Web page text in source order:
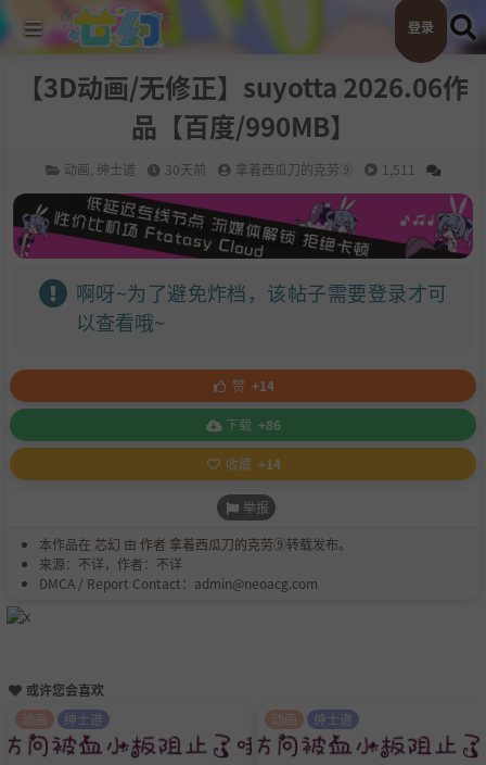
登录
【3D动画/无修正】suyotta 2026.06作
品【百度/990MB】
动画 绅士道 30天前 拿着西瓜刀的克劳⑨ 1,511
啊呀~为了避免炸档，该帖子需要登录才可
以查看哦~
赞 +14
下载 +86
收藏 +14
举报
本作品在 芯幻 由 作者 拿着西瓜刀的克劳⑨转载发布。
来源：不详，作者：不详
DMCA / Report Contact：admin@neoacg.com
或许您会喜欢
动画 绅士道 动画 绅士道